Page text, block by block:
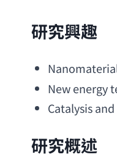
研究興趣
New energy
Catalysis
研究概述